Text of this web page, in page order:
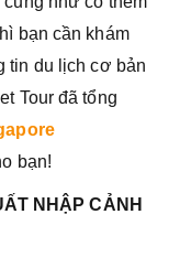
bạn cần khám
tin du lịch cơ bản
Tour đã tổng
bạn!
NHẬP CẢNH